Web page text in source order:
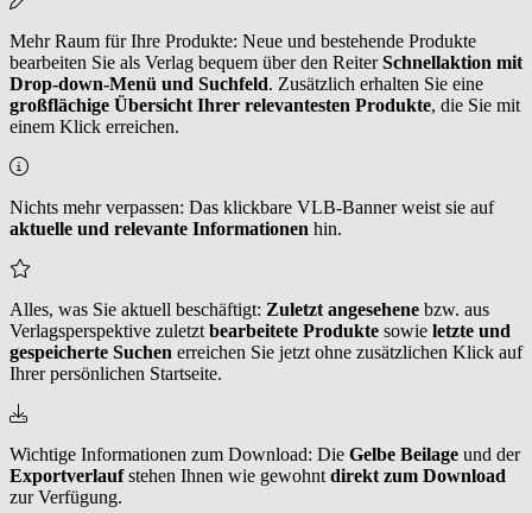
Mehr Raum für Ihre Produkte: Neue und bestehende Produkte
bearbeiten Sie als Verlag bequem über den ReiterSchnellaktion mit
Drop-down-Menü und Suchfeld. Zusätzlich erhalten Sie eine
großflächige Übersicht Ihrer relevantesten Produkte, die Sie mit
einem Klick erreichen.
Nichts mehr verpassen: Das klickbare VLB-Banner weist sie auf
aktuelle und relevante Informationen hin.
Alles, was Sie aktuell beschäftigt: Zuletzt angesehene bzw. aus
Verlagsperspektive zuletzt bearbeitete Produkte sowie letzte und
gespeicherte Suchen erreichen Sie jetzt ohne zusätzlichen Klick auf
Ihrer persönlichen Startseite.
Wichtige Informationen zum Download: Die Gelbe Beilage und der
Exportverlaufstehen Ihnen wie gewohnt direkt zum Download
zur Verfügung.